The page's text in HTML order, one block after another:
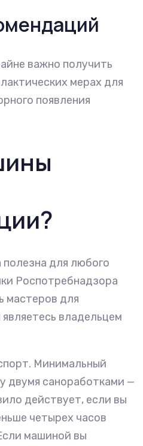
важно получить
мерах для
появления
для любого
Роспотребнадзора
мастеров для
владельцем
Минимальный
двумя саноработками —
действует, если вы
четырех часов
машиной вы